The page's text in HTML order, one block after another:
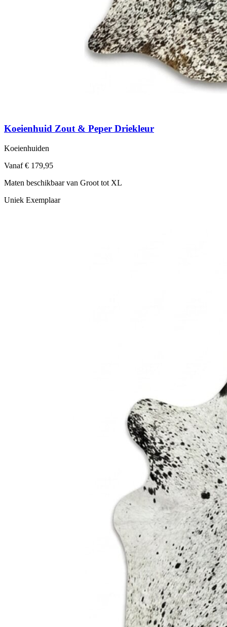
Koeienhuid Zout & Peper Driekleur
Koeienhuiden
Vanaf € 179,95
Maten beschikbaar van Groot tot XL
Uniek Exemplaar